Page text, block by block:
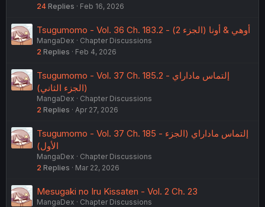
24 Replies Feb 16, 2026
Tsugumomo - Vol. 36 Ch. 183.2 - أوهي & أونا (الجزء 2)
MangaDex
Chapter Discussions
2 Replies Feb 4, 2026
Tsugumomo - Vol. 37 Ch. 185.2 - إلتماس ماداراي
(الجزء الثاني)
MangaDex
Chapter Discussions
2 Replies Apr 27, 2026
Tsugumomo - Vol. 37 Ch. 185 - إلتماس ماداراي (الجزء
الأول)
MangaDex
Chapter Discussions
2 Replies Mar 22, 2026
Mesugaki no Iru Kissaten - Vol. 2 Ch. 23
MangaDex Chapter Discussions